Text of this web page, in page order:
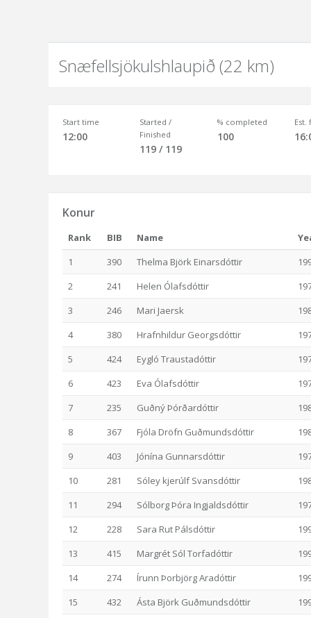
Snæfellsjökulshlaupið (22 km)
Start time
12:00
Started /
Finished
119 / 119
% completed
100
Est.
Konur
Rank BIB Name
1
390 Thelma Björk Einarsdóttir
2
241 Helen Ólafsdóttir
3
246 Mari Jaersk
4
380 Hrafnhildur Georgsdóttir
5
424 Eygló Traustadóttir
6
423 Eva Ólafsdóttir
7
235 Guðný Þórðardóttir
8
367 Fjóla Dröfn Guðmundsdóttir
9
403 Jónína Gunnarsdóttir
10
281 Sóley kjerúlf Svansdóttir
11
294 Sólborg Þóra Ingjaldsdóttir
12
228 Sara Rut Pálsdóttir
13
415 Margrét Sól Torfadóttir
14
274 Írunn Þorbjörg Aradóttir
15
432 Ásta Björk Guðmundsdóttir